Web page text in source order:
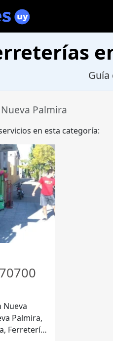
Guía
Palmira
en esta categoría:
Nueva
Ferretería